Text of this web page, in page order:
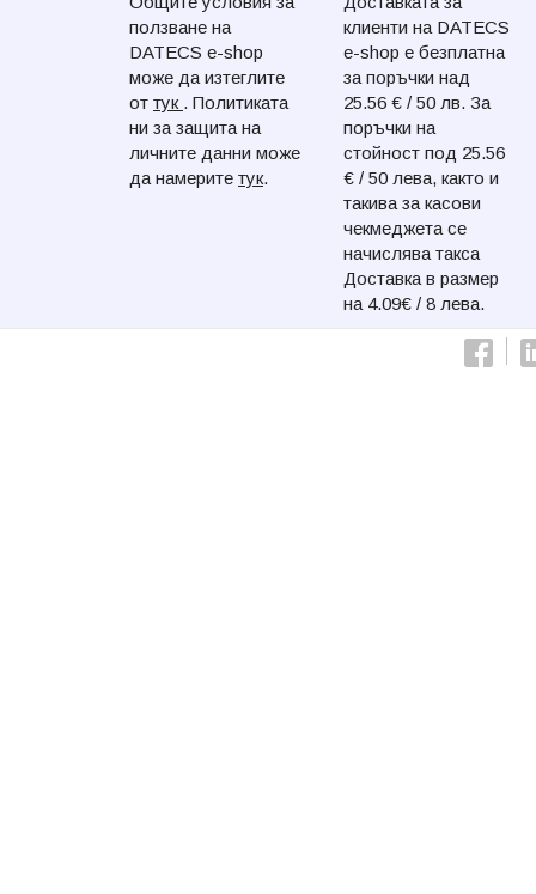
ползване на
DATECS e-shop
може да изтеглите
от тук . Политиката
ни за защита на
личните данни може
да намерите тук.
клиенти на DATECS
e-shop e безплатна
за поръчки над
25.56 € / 50 лв. За
поръчки на
стойност под 25.56
€ / 50 лева, както и
такива за касови
чекмеджета се
начислява такса
Доставка в размер
на 4.09€ / 8 лева.